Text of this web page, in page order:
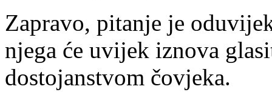
Zapravo, pitanje je
njega će uvijek iznova
dostojanstvom čovjeka.